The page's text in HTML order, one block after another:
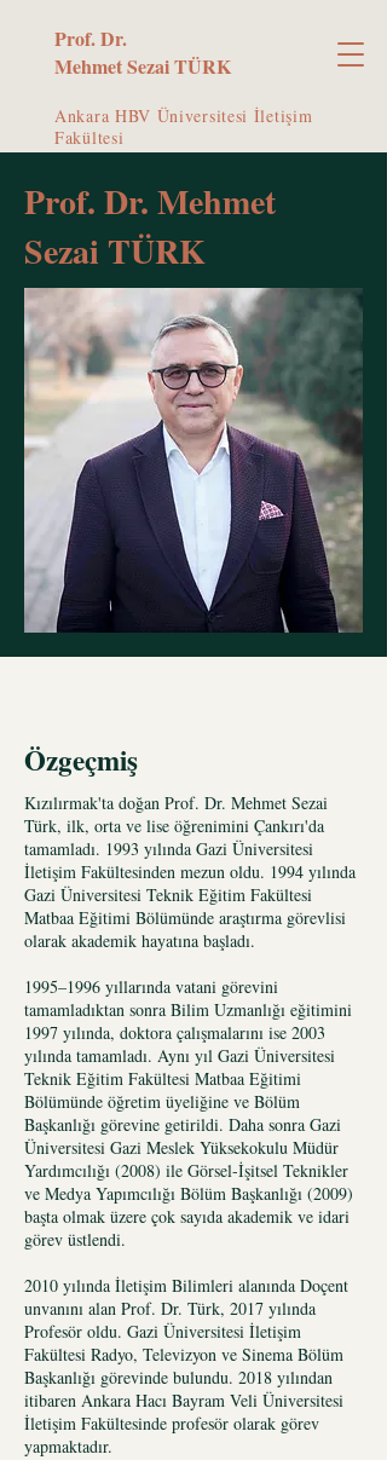
Prof. Dr.
Mehmet Sezai TÜRK
Ankara HBV Üniversitesi İletişim
Fakültesi
Prof. Dr. Mehmet
Sezai TÜRK
Özgeçmiş
Kızılırmak'ta doğan Prof. Dr. Mehmet Sezai
Türk, ilk, orta ve lise öğrenimini Çankırı'da
tamamladı. 1993 yılında Gazi Üniversitesi
İletişim Fakültesinden mezun oldu. 1994 yılında
Gazi Üniversitesi Teknik Eğitim Fakültesi
Matbaa Eğitimi Bölümünde araştırma görevlisi
olarak akademik hayatına başladı.
1995–1996 yıllarında vatani görevini
tamamladıktan sonra Bilim Uzmanlığı eğitimini
1997 yılında, doktora çalışmalarını ise 2003
yılında tamamladı. Aynı yıl Gazi Üniversitesi
Teknik Eğitim Fakültesi Matbaa Eğitimi
Bölümünde öğretim üyeliğine ve Bölüm
Başkanlığı görevine getirildi. Daha sonra Gazi
Üniversitesi Gazi Meslek Yüksekokulu Müdür
Yardımcılığı (2008) ile Görsel-İşitsel Teknikler
ve Medya Yapımcılığı Bölüm Başkanlığı (2009)
başta olmak üzere çok sayıda akademik ve idari
görev üstlendi.
2010 yılında İletişim Bilimleri alanında Doçent
unvanını alan Prof. Dr. Türk, 2017 yılında
Profesör oldu. Gazi Üniversitesi İletişim
Fakültesi Radyo, Televizyon ve Sinema Bölüm
Başkanlığı görevinde bulundu. 2018 yılından
itibaren Ankara Hacı Bayram Veli Üniversitesi
İletişim Fakültesinde profesör olarak görev
yapmaktadır.